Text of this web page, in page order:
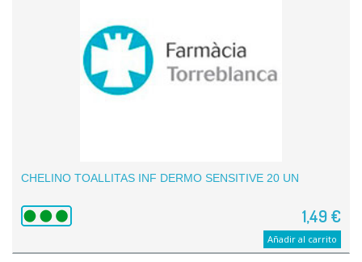
CHELINO TOALLITAS INF DERMO SENSITIVE 20 UN
1,49 €
Añadir al carrito